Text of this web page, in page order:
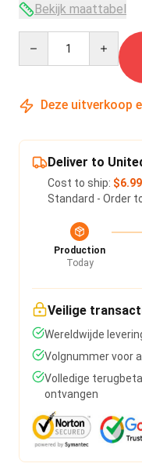
Bekijk maattabel
Deze uitverkoop
Deliver to
Cost to ship: $6.99
Standard - Order
Production
Today
Veilige
Wereldwijde
Volgnummer voor
Volledige
ontvangen